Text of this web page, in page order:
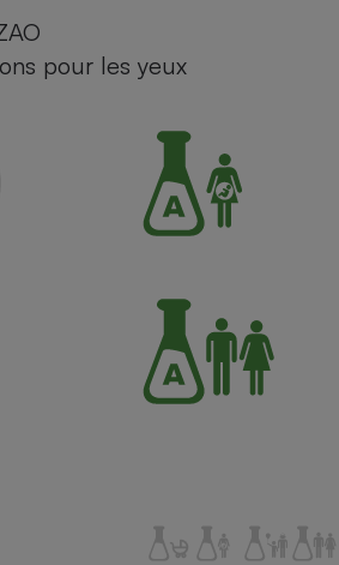
pour les yeuxalimentaire
Lave-linge
Téléviseur
Téléphone mobile -
Matelas
Antimoustique